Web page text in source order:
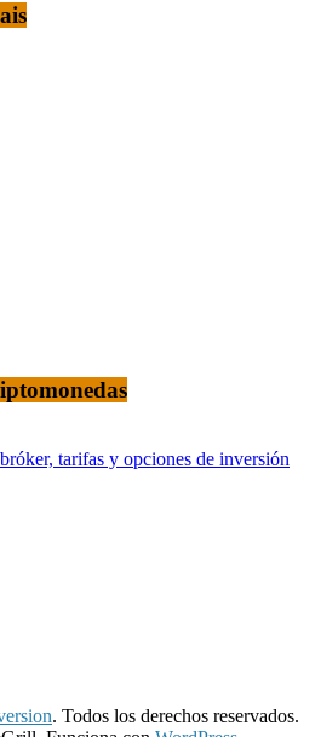
tarifas y opciones de inversión
. Todos los derechos reservados.